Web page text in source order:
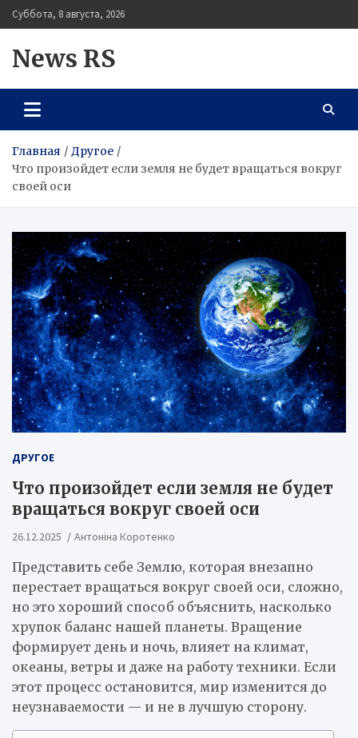
Перейти
к
Суббота, 8 августа, 2026
News RS
Главная
Другое
Что произойдет если земля не будет вращаться вокруг
своей оси
ДРУГОЕ
Что произойдет если земля не будет
вращаться вокруг своей оси
26.12.2025 Антоніна Коротенко
Представить себе Землю, которая внезапно
перестает вращаться вокруг своей оси, сложно,
но это хороший способ объяснить, насколько
хрупок баланс нашей планеты. Вращение
формирует день и ночь, влияет на климат,
океаны, ветры и даже на работу техники. Если
этот процесс остановится, мир изменится до
неузнаваемости — и не в лучшую сторону.